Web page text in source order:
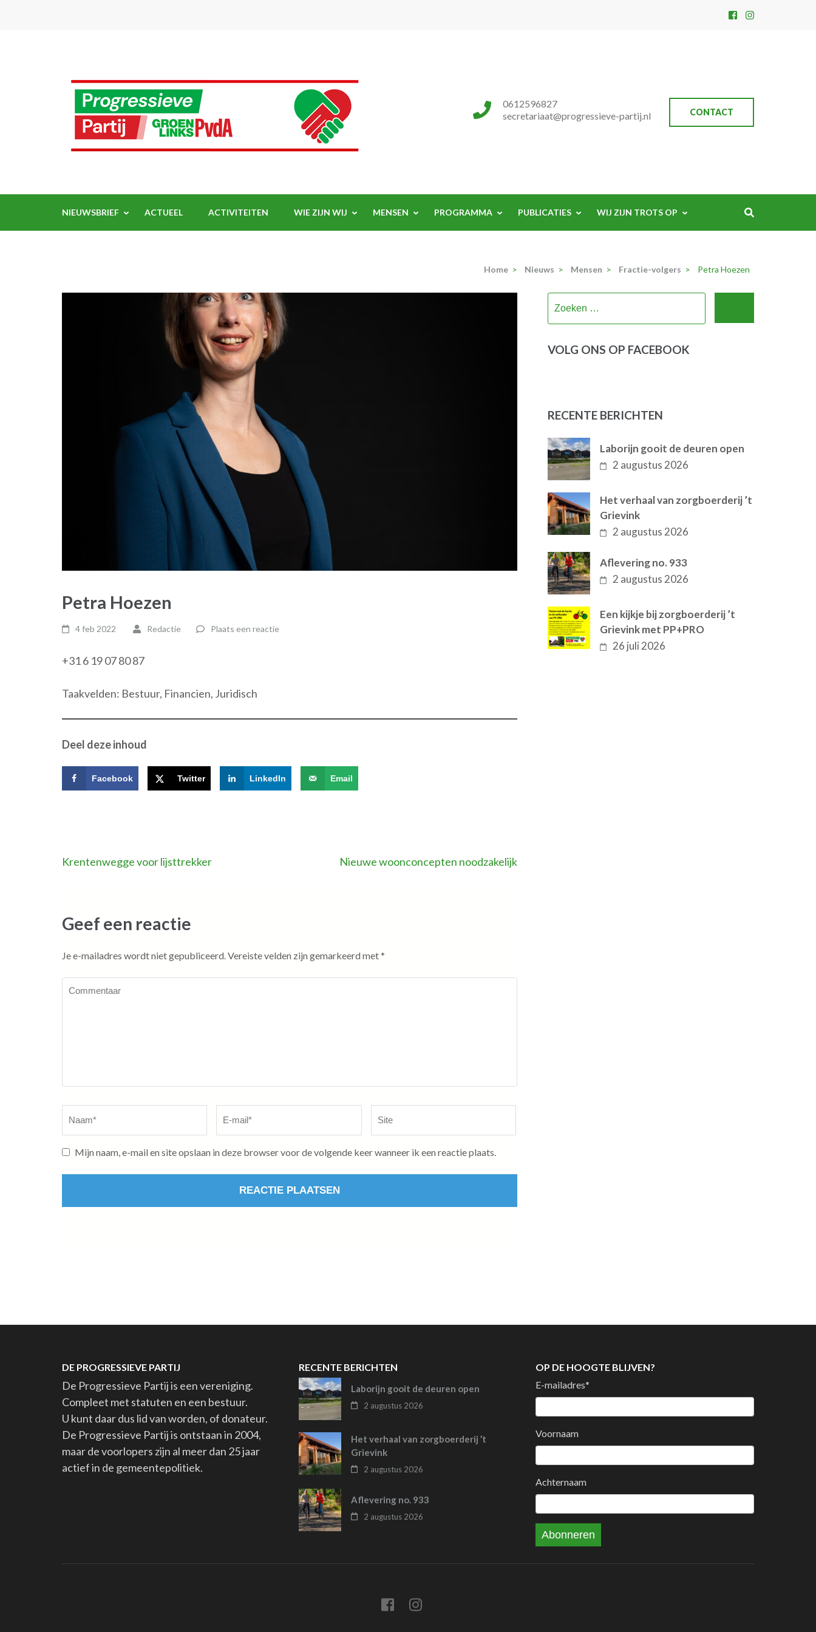
CONTACT
0612596827
secretariaat@progressieve-partij.nl
NIEUWSBRIEF ACTUEEL ACTIVITEITEN WIE ZIJN WIJ MENSEN PROGRAMMA PUBLICATIES WIJ ZIJN TROTS OP
Home > Nieuws > Mensen > Fractie-volgers > Petra Hoezen
Petra Hoezen
4 feb 2022 Redactie Plaats een reactie
+31 6 19 07 80 87
Taakvelden: Bestuur, Financien, Juridisch
Deel deze inhoud
Facebook Twitter LinkedIn Email
Bericht
Krentenwegge voor lijsttrekker Nieuwe woonconcepten noodzakelijk
Geef een reactie
Je e-mailadres wordt niet gepubliceerd. Vereiste velden zijn gemarkeerd met*
mail*
Mijn naam, e-mail en site opslaan in deze browser voor de volgende keer wanneer ik een reactie plaats.
VOLG ONS OP FACEBOOK
RECENTE BERICHTEN
Laborijn gooit de deuren open
2 augustus 2026
Het verhaal van zorgboerderij ’t
Grievink
2 augustus 2026
Aflevering no. 933
2 augustus 2026
Een kijkje bij zorgboerderij ’t
Grievink met PP+PRO
26 juli 2026
DE PROGRESSIEVE PARTIJ
De Progressieve Partij is een vereniging.
Compleet met statuten en een bestuur.
U kunt daar dus lid van worden, of donateur.
De Progressieve Partij is ontstaan in 2004,
maar de voorlopers zijn al meer dan 25 jaar
actief in de gemeentepolitiek.
RECENTE BERICHTEN
Laborijn gooit de deuren open
2 augustus 2026
Het verhaal van zorgboerderij ’t
Grievink
2 augustus 2026
Aflevering no. 933
2 augustus 2026
OP DE HOOGTE BLIJVEN?
E-mailadres*
Voornaam
Achternaam
Abonneren